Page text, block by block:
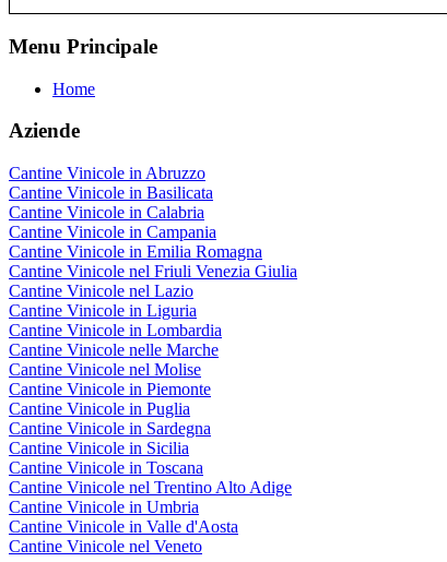
Menu Principale
Home
Aziende
Cantine Vinicole in Abruzzo
Cantine Vinicole in Basilicata
Cantine Vinicole in Calabria
Cantine Vinicole in Campania
Cantine Vinicole in Emilia Romagna
Cantine Vinicole nel Friuli Venezia Giulia
Cantine Vinicole nel Lazio
Cantine Vinicole in Liguria
Cantine Vinicole in Lombardia
Cantine Vinicole nelle Marche
Cantine Vinicole nel Molise
Cantine Vinicole in Piemonte
Cantine Vinicole in Puglia
Cantine Vinicole in Sardegna
Cantine Vinicole in Sicilia
Cantine Vinicole in Toscana
Cantine Vinicole nel Trentino Alto Adige
Cantine Vinicole in Umbria
Cantine Vinicole in Valle d'Aosta
Cantine Vinicole nel Veneto